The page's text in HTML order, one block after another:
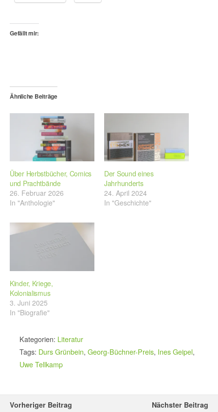
Gefällt mir:
Ähnliche Beiträge
Über Herbstbücher, Comics
und Prachtbände
26. Februar 2026
In "Anthologie"
Der Sound eines
Jahrhunderts
24. April 2024
In "Geschichte"
Kinder, Kriege,
Kolonialismus
3. Juni 2025
In "Biografie"
Kategorien: Literatur
Tags: Durs Grünbein, Georg-Büchner-Preis, Ines Geipel,
Uwe Tellkamp
Vorheriger Beitrag Nächster Beitrag